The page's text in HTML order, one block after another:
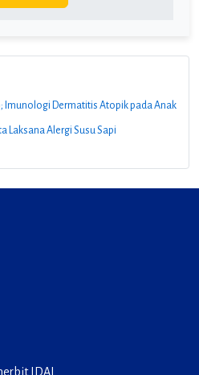
Imunologi Dermatitis Atopik pada Anak
Laksana Alergi Susu Sapi
IDAI